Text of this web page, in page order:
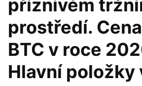
příznivém
prostředí.
BTC v roce
Hlavní položky